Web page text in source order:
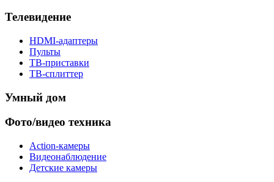
Телевидение
HDMI-адаптеры
Пульты
ТВ-приставки
ТВ-сплиттер
Умный дом
Фото/видео техника
Action-камеры
Видеонаблюдение
Детские камеры